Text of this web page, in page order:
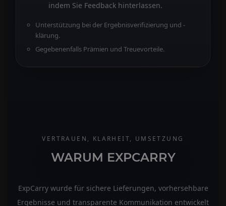
indem Sie Feedback hinterlassen.
Unterstützung bei der Ergebnisverifizierung und -
klärung.
Gegebenenfalls Prämien und Treuevorteile.
VERTRAUEN, KLARHEIT, UMSETZUNG
WARUM EXPCARRY
ExpCarry wurde für sichere Lieferungen, vorhersehbare
Ergebnisse und transparente Kommunikation entwickelt